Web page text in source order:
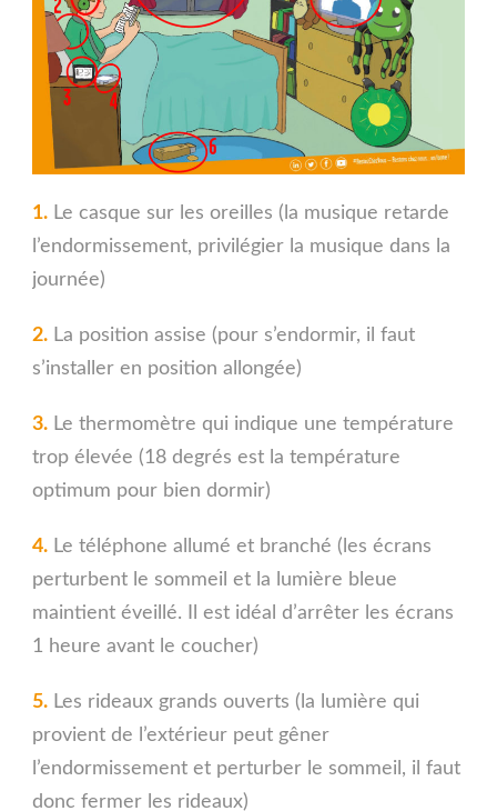
1. Le casque sur les oreilles (la musique retarde
l’endormissement, privilégier la musique dans la
journée)
2. La position assise (pour s’endormir, il faut
s’installer en position allongée)
3. Le thermomètre qui indique une température
trop élevée (18 degrés est la température
optimum pour bien dormir)
4. Le téléphone allumé et branché (les écrans
perturbent le sommeil et la lumière bleue
maintient éveillé. Il est idéal d’arrêter les écrans
1 heure avant le coucher)
5. Les rideaux grands ouverts (la lumière qui
provient de l’extérieur peut gêner
l’endormissement et perturber le sommeil, il faut
donc fermer les rideaux)